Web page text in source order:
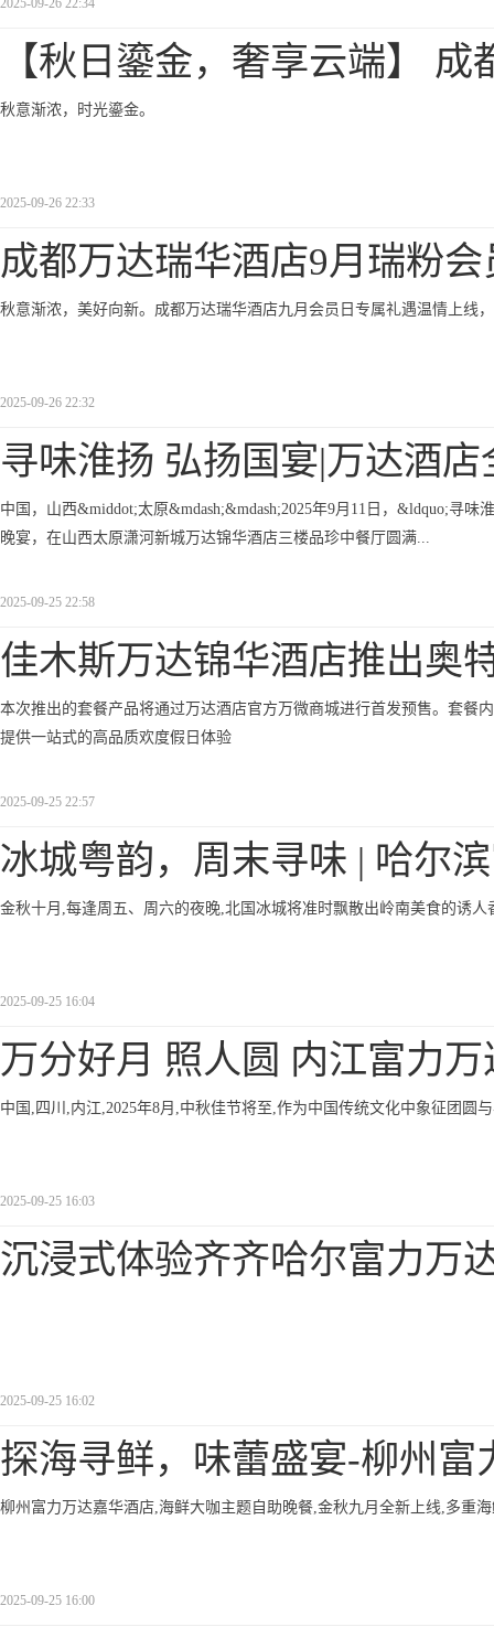
2025-09-26 22:34
【秋日鎏金，奢享云端】 成
秋意渐浓，时光鎏金。
2025-09-26 22:33
成都万达瑞华酒店9月瑞粉会
秋意渐浓，美好向新。成都万达瑞华酒店九月会员日专属礼遇温情上线
2025-09-26 22:32
寻味淮扬 弘扬国宴|万达酒店
中国，山西&middot;太原&mdash;&mdash;2025年9月11日，&ldquo;寻
晚宴，在山西太原潇河新城万达锦华酒店三楼品珍中餐厅圆满...
2025-09-25 22:58
佳木斯万达锦华酒店推出奥
本次推出的套餐产品将通过万达酒店官方万微商城进行首发预售。套餐
提供一站式的高品质欢度假日体验
2025-09-25 22:57
冰城粤韵，周末寻味 | 哈尔
金秋十月,每逢周五、周六的夜晚,北国冰城将准时飘散出岭南美食的诱人
2025-09-25 16:04
万分好月 照人圆 内江富力万
中国,四川,内江,2025年8月,中秋佳节将至,作为中国传统文化中象征团圆
2025-09-25 16:03
沉浸式体验齐齐哈尔富力万
2025-09-25 16:02
探海寻鲜，味蕾盛宴-柳州富
柳州富力万达嘉华酒店,海鲜大咖主题自助晚餐,金秋九月全新上线,多重
2025-09-25 16:00